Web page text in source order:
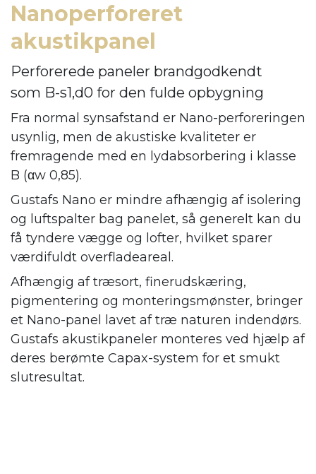
Nanoperforeret
akustikpanel
Perforerede paneler brandgodkendt
som B-s1,d0 for den fulde opbygning
Fra normal synsafstand er Nano-perforeringen
usynlig, men de akustiske kvaliteter er
fremragende med en lydabsorbering i klasse
B (αw 0,85).
Gustafs Nano er mindre afhængig af isolering
og luftspalter bag panelet, så generelt kan du
få tyndere vægge og lofter, hvilket sparer
værdifuldt overfladeareal.
Afhængig af træsort, finerudskæring,
pigmentering og monteringsmønster, bringer
et Nano-panel lavet af træ naturen indendørs.
Gustafs akustikpaneler monteres ved hjælp af
deres berømte Capax-system for et smukt
slutresultat.